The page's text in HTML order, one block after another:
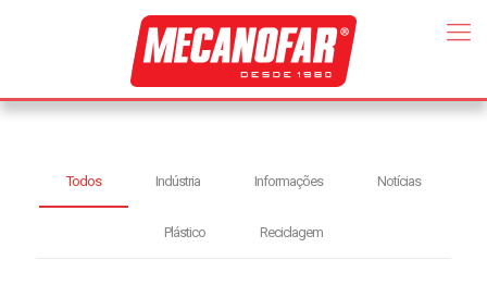
Todos Indústria Informações Notícias
Plástico Reciclagem